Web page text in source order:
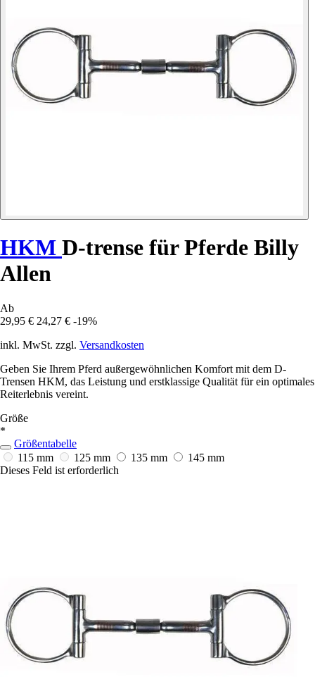
HKM D-trense für Pferde Billy
Allen
Ab
29,95 € 24,27 € -19%
inkl. MwSt. zzgl. Versandkosten
Geben Sie Ihrem Pferd außergewöhnlichen Komfort mit dem D-
Trensen HKM, das Leistung und erstklassige Qualität für ein optimales
Reiterlebnis vereint.
Größe
*
Größentabelle
115 mm
125 mm 135 mm
145 mm
Dieses Feld ist erforderlich